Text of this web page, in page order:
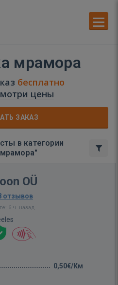
мрамора
бесплатно
цены
ЗАКАЗ
в категории
OÜ
отзывов
6 ч. назад
0,50€/Км